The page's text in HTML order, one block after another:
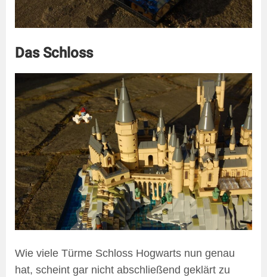
Das Schloss
Wie viele Türme Schloss Hogwarts nun genau
hat, scheint gar nicht abschließend geklärt zu